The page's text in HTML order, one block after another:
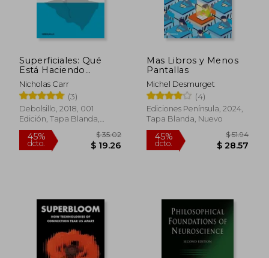
40%
dcto.
Superficiales: Qué
Está Haciendo
Internet con Nuestras
Mentes? (Ensayo ,
Actualidad)
Nicholas Carr
(3)
Debolsillo, 2018, 001
Edición, Tapa Blanda,
Nuevo
Mas Libros y Menos
Pantallas
Michel Desmurget
(4)
Ediciones Península, 2024,
Tapa Blanda, Nuevo